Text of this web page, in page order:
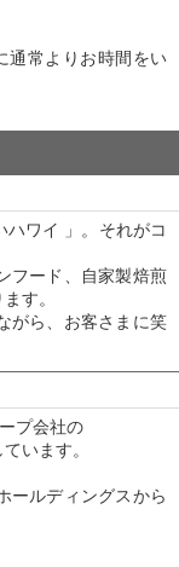
通常よりお時間をい
ワイ 」。それがコ
フード、自家製焙煎
す。
がら、お客さまに笑
プ会社の
います。
ールディングスから